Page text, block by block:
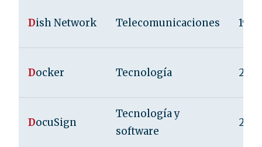
Dish Network Telecomunicaciones 1980
Docker Tecnología 2013
DocuSign
Tecnología y
software
2003